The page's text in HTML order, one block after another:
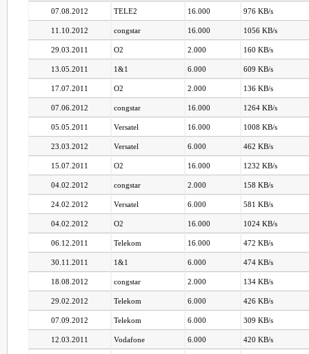
07.08.2012 TELE2 16.000 976 KB/s
11.10.2012 congstar 16.000 1056 KB/s
29.03.2011 O2 2.000 160 KB/s
13.05.2011 1&1 6.000 609 KB/s
17.07.2011 O2 2.000 136 KB/s
07.06.2012 congstar 16.000 1264 KB/s
05.05.2011 Versatel 16.000 1008 KB/s
23.03.2012 Versatel 6.000 462 KB/s
15.07.2011 O2 16.000 1232 KB/s
04.02.2012 congstar 2.000 158 KB/s
24.02.2012 Versatel 6.000 581 KB/s
04.02.2012 O2 16.000 1024 KB/s
06.12.2011 Telekom 16.000 472 KB/s
30.11.2011 1&1 6.000 474 KB/s
18.08.2012 congstar 2.000 134 KB/s
29.02.2012 Telekom 6.000 426 KB/s
07.09.2012 Telekom 6.000 309 KB/s
12.03.2011 Vodafone 6.000 420 KB/s